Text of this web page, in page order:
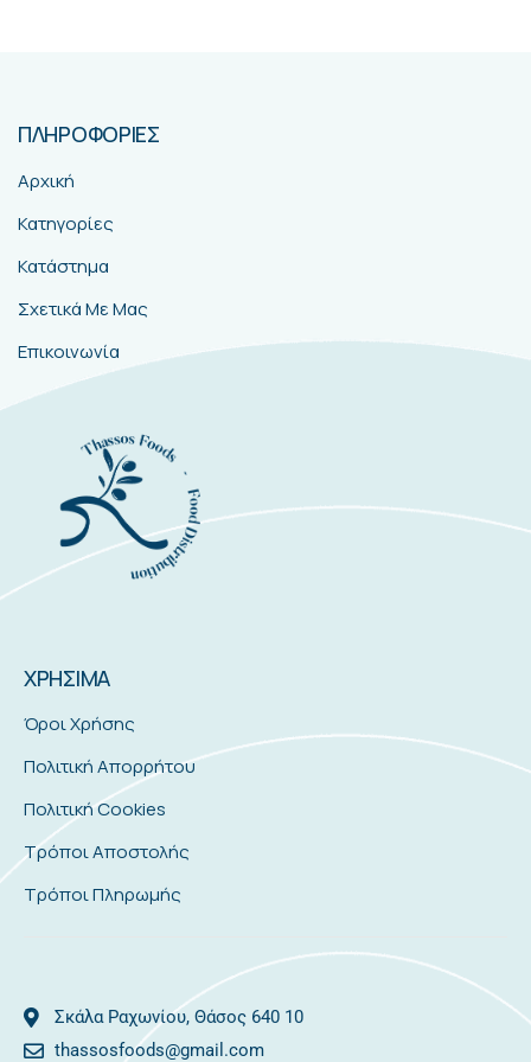
ΠΛΗΡΟΦΟΡΙΕΣ
Αρχική
Κατηγορίες
Κατάστημα
Σχετικά Με Μας
Επικοινωνία
ΧΡΗΣΙΜΑ
Όροι Χρήσης
Πολιτική Απορρήτου
Πολιτική Cookies
Τρόποι Αποστολής
Τρόποι Πληρωμής
Σκάλα Ραχωνίου, Θάσος 640 10
thassosfoods@gmail.com